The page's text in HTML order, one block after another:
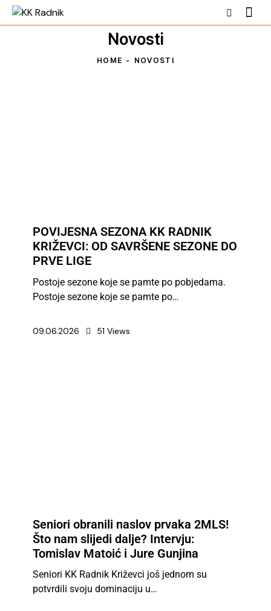
Novosti
HOME NOVOSTI
POVIJESNA SEZONA KK RADNIK
KRIŽEVCI: OD SAVRŠENE SEZONE DO
PRVE LIGE
Postoje sezone koje se pamte po pobjedama.
Postoje sezone koje se pamte po…
09.06.2026 51 Views
Seniori obranili naslov prvaka 2MLS!
Što nam slijedi dalje? Intervju:
Tomislav Matoić i Jure Gunjina
Seniori KK Radnik Križevci još jednom su
potvrdili svoju dominaciju u…